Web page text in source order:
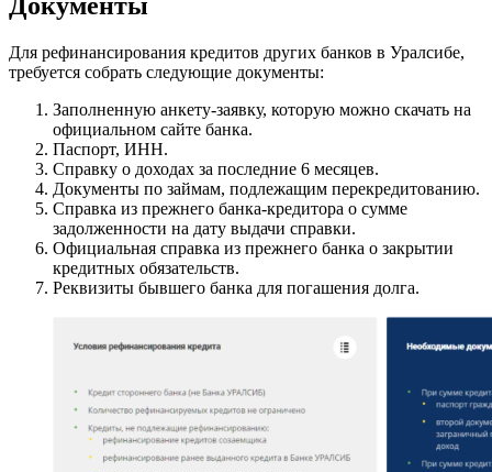
Документы
Для рефинансирования кредитов других банков в Уралсибе,
требуется собрать следующие документы:
Заполненную анкету-заявку, которую можно скачать на
официальном сайте банка.
Паспорт, ИНН.
Справку о доходах за последние 6 месяцев.
Документы по займам, подлежащим перекредитованию.
Справка из прежнего банка-кредитора о сумме
задолженности на дату выдачи справки.
Официальная справка из прежнего банка о закрытии
кредитных обязательств.
Реквизиты бывшего банка для погашения долга.